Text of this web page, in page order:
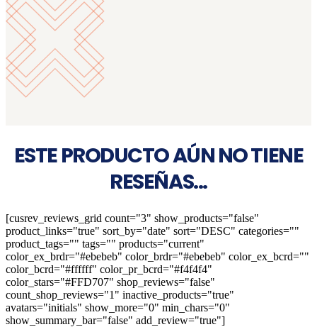
ESTE PRODUCTO AÚN NO TIENE
RESEÑAS...
[cusrev_reviews_grid count="3" show_products="false"
product_links="true" sort_by="date" sort="DESC" categories=""
product_tags="" tags="" products="current"
color_ex_brdr="#ebebeb" color_brdr="#ebebeb" color_ex_bcrd=""
color_bcrd="#ffffff" color_pr_bcrd="#f4f4f4"
color_stars="#FFD707" shop_reviews="false"
count_shop_reviews="1" inactive_products="true"
avatars="initials" show_more="0" min_chars="0"
show_summary_bar="false" add_review="true"]